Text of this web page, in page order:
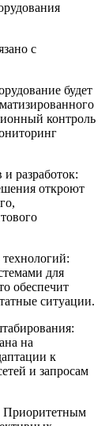
с
будет
контроль
разработок:
откроют
для
обеспечит
ситуации.
на
к
и запросам
Приоритетным